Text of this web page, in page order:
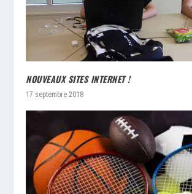
NOUVEAUX SITES INTERNET !
17 septembre 2018